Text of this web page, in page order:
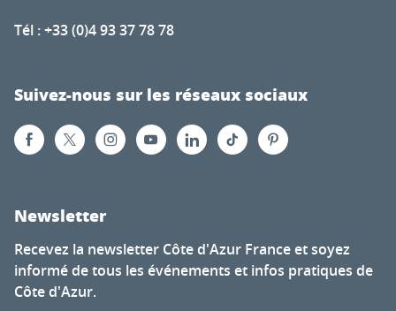
Tél : +33 (0)4 93 37 78 78
Suivez-nous sur les réseaux sociaux
Newsletter
Recevez la newsletter Côte d'Azur France et soyez
informé de tous les événements et infos pratiques de
Côte d'Azur.